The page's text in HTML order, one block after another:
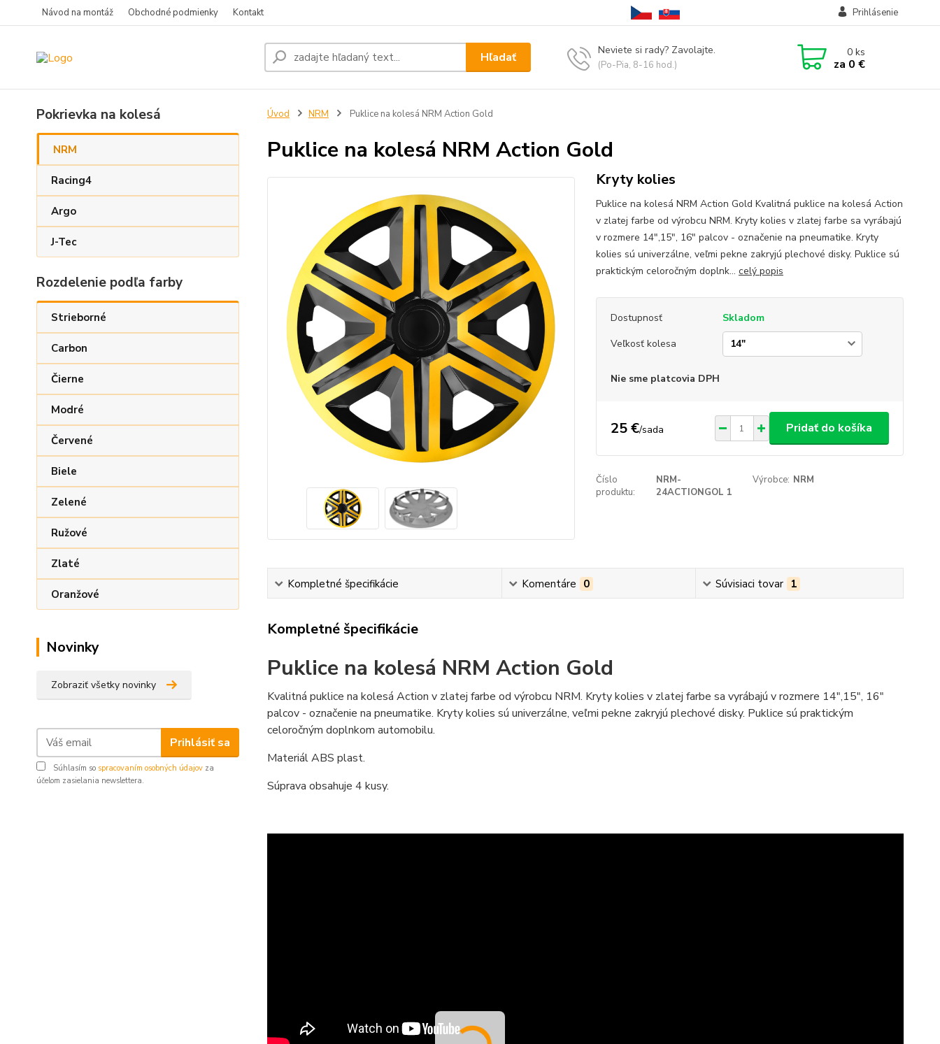
Návod na montáž Obchodné podmienky Kontakt Prihlásenie
Hľadať Neviete si rady? Zavolajte.
(Po-Pia, 8-16 hod.)
0ks
za 0 €
Pokrievka na kolesá
NRM
Racing4
Argo
J-Tec
Rozdelenie podľa farby
Strieborné
Carbon
Čierne
Modré
Červené
Biele
Zelené
Ružové
Zlaté
Oranžové
Novinky
Zobraziť všetky novinky
Prihlásiť sa
Súhlasím so spracovaním osobných údajov za
účelom zasielania newslettera.
Úvod NRM Puklice na kolesá NRM Action Gold
Puklice na kolesá NRM Action Gold
Kryty kolies
Puklice na kolesá NRM Action Gold Kvalitná puklice na kolesá Action
v zlatej farbe od výrobcu NRM. Kryty kolies v zlatej farbe sa vyrábajú
v rozmere 14",15", 16" palcov - označenie na pneumatike. Kryty
kolies sú univerzálne, veľmi pekne zakryjú plechové disky. Puklice sú
praktickým celoročným doplnk... celý popis
Dostupnosť
Skladom
Veľkosť kolesa
Nie sme platcovia DPH
25 €/sada Pridať do košíka
Číslo
produktu:
NRM-
24ACTIONGOL 1
Výrobce: NRM
Kompletné špecifikácie Komentáre 0 Súvisiaci tovar 1
Kompletné špecifikácie
Puklice na kolesá NRM Action Gold
Kvalitná puklice na kolesá Action v zlatej farbe od výrobcu NRM. Kryty kolies v zlatej farbe sa vyrábajú v rozmere 14",15", 16"
palcov - označenie na pneumatike. Kryty kolies sú univerzálne, veľmi pekne zakryjú plechové disky. Puklice sú praktickým
celoročným doplnkom automobilu.
Materiál ABS plast.
Súprava obsahuje 4 kusy.